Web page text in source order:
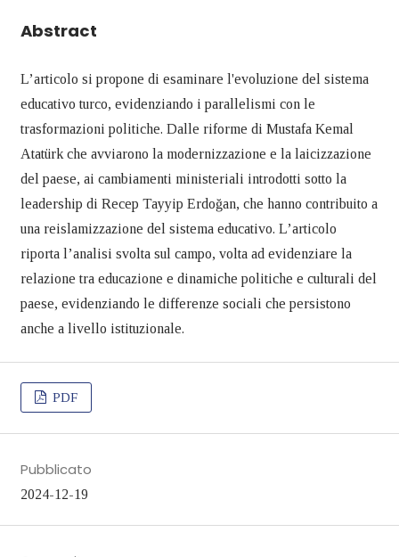
Abstract
L’articolo si propone di esaminare l'evoluzione del sistema
educativo turco, evidenziando i parallelismi con le
trasformazioni politiche. Dalle riforme di Mustafa Kemal
Atatürk che avviarono la modernizzazione e la laicizzazione
del paese, ai cambiamenti ministeriali introdotti sotto la
leadership di Recep Tayyip Erdoğan, che hanno contribuito a
una reislamizzazione del sistema educativo. L’articolo
riporta l’analisi svolta sul campo, volta ad evidenziare la
relazione tra educazione e dinamiche politiche e culturali del
paese, evidenziando le differenze sociali che persistono
anche a livello istituzionale.
PDF
Pubblicato
2024-12-19